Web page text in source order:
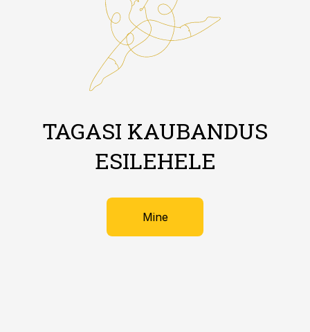
TAGASI KAUBANDUS
ESILEHELE
Mine